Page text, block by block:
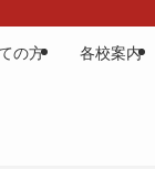
の方 各校案内